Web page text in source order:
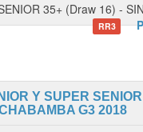
35+ (Draw 16) -
RR3
Y SUPER SENIOR
G3 2018